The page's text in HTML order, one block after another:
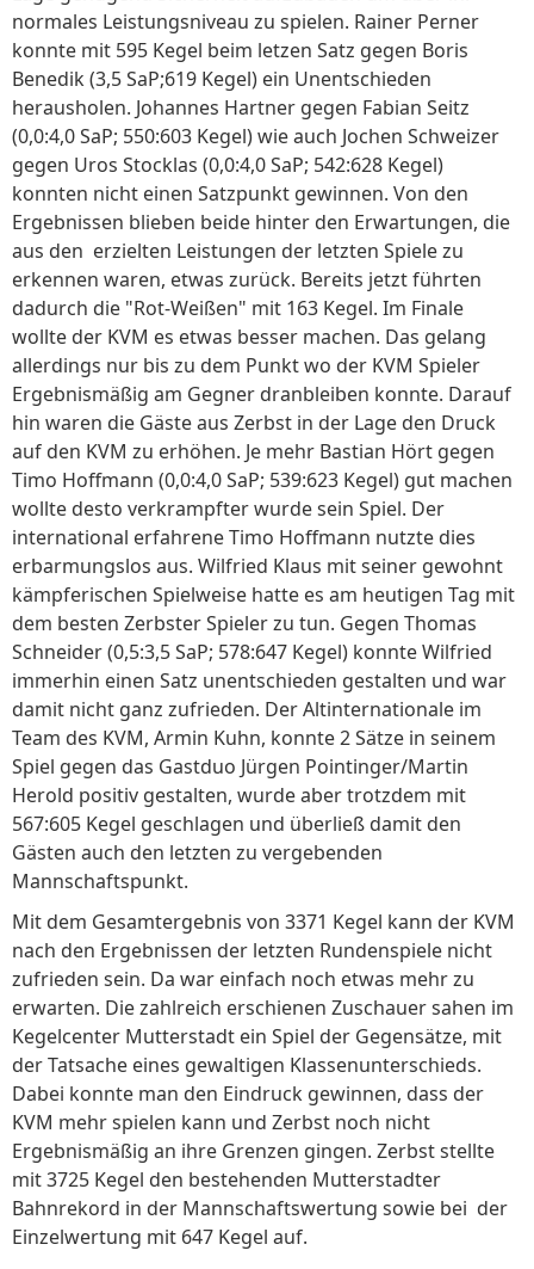
normales Leistungsniveau zu spielen. Rainer Perner
konnte mit 595 Kegel beim letzen Satz gegen Boris
Benedik (3,5 SaP;619 Kegel) ein Unentschieden
herausholen. Johannes Hartner gegen Fabian Seitz
(0,0:4,0 SaP; 550:603 Kegel) wie auch Jochen Schweizer
gegen Uros Stocklas (0,0:4,0 SaP; 542:628 Kegel)
konnten nicht einen Satzpunkt gewinnen. Von den
Ergebnissen blieben beide hinter den Erwartungen, die
aus den erzielten Leistungen der letzten Spiele zu
erkennen waren, etwas zurück. Bereits jetzt führten
dadurch die "Rot-Weißen" mit 163 Kegel. Im Finale
wollte der KVM es etwas besser machen. Das gelang
allerdings nur bis zu dem Punkt wo der KVM Spieler
Ergebnismäßig am Gegner dranbleiben konnte. Darauf
hin waren die Gäste aus Zerbst in der Lage den Druck
auf den KVM zu erhöhen. Je mehr Bastian Hört gegen
Timo Hoffmann (0,0:4,0 SaP; 539:623 Kegel) gut machen
wollte desto verkrampfter wurde sein Spiel. Der
international erfahrene Timo Hoffmann nutzte dies
erbarmungslos aus. Wilfried Klaus mit seiner gewohnt
kämpferischen Spielweise hatte es am heutigen Tag mit
dem besten Zerbster Spieler zu tun. Gegen Thomas
Schneider (0,5:3,5 SaP; 578:647 Kegel) konnte Wilfried
immerhin einen Satz unentschieden gestalten und war
damit nicht ganz zufrieden. Der Altinternationale im
Team des KVM, Armin Kuhn, konnte 2 Sätze in seinem
Spiel gegen das Gastduo Jürgen Pointinger/Martin
Herold positiv gestalten, wurde aber trotzdem mit
567:605 Kegel geschlagen und überließ damit den
Gästen auch den letzten zu vergebenden
Mannschaftspunkt.
Mit dem Gesamtergebnis von 3371 Kegel kann der KVM
nach den Ergebnissen der letzten Rundenspiele nicht
zufrieden sein. Da war einfach noch etwas mehr zu
erwarten. Die zahlreich erschienen Zuschauer sahen im
Kegelcenter Mutterstadt ein Spiel der Gegensätze, mit
der Tatsache eines gewaltigen Klassenunterschieds.
Dabei konnte man den Eindruck gewinnen, dass der
KVM mehr spielen kann und Zerbst noch nicht
Ergebnismäßig an ihre Grenzen gingen. Zerbst stellte
mit 3725 Kegel den bestehenden Mutterstadter
Bahnrekord in der Mannschaftswertung sowie bei der
Einzelwertung mit 647 Kegel auf.